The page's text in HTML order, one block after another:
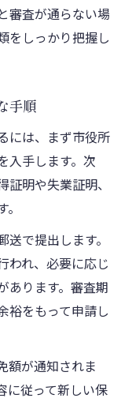
審査が通らない場
をしっかり把握し
手順
には、まず市役所
入手します。次
明や失業証明、
で提出します。
われ、必要に応じ
あります。審査期
裕をもって申請し
額が通知されま
に従って新しい保